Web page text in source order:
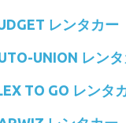
レンタカー
UNION レン
TO GO レンタ